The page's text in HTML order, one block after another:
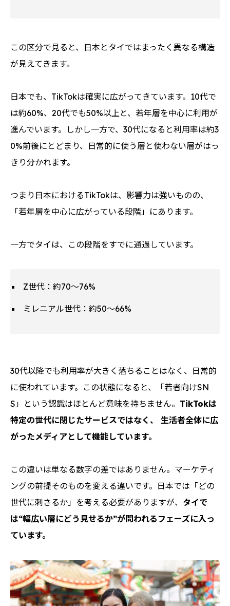
この区分で見ると、日本とタイではまったく異なる構造
が見えてきます。
日本でも、TikTokは確実に広がってきています。10代で
は約60%、20代でも50%以上と、若年層を中心に利用が
進んでいます。しかし一方で、30代になると利用率は約3
0%前後にとどまり、日常的に使う層と使わない層がはっ
きり分かれます。
つまり日本におけるTikTokは、影響力は強いものの、
「若年層を中心に広がっている段階」にあります。
一方でタイは、この段階をすでに通過しています。
Z世代：約70〜76%
ミレニアル世代：約50〜66%
30代以降でも利用率が大きく落ちることはなく、日常的
に使われています。この状態になると、「若者向けSN
S」という認識はほとんど意味を持ちません。 TikTokは
特定の世代に閉じたサービスではなく、 生活者全体に広
がったメディアとして機能しています。
この違いは単なる数字の差ではありません。マーケティ
ングの前提そのものを変える違いです。日本では「どの
世代に刺さるか」を考える必要がありますが、 タイで
は“幅広い層にどう見せるか”が問われるフェーズに入っ
ています。